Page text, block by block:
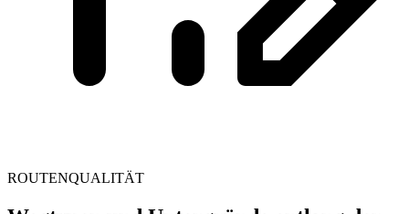
ROUTENQUALITÄT